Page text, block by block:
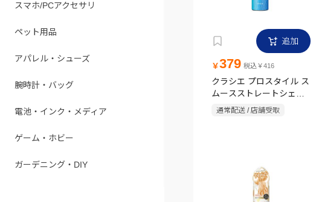
スマホ/PCアクセサリ
ペット用品
アパレル・シューズ
腕時計・バッグ
電池・インク・メディア
ゲーム・ホビー
ガーデニング・DIY
追加
￥379 税込￥416
クラシエ プロスタイル ス
ムースストレートシェイ
クムース 150g
通常配送 / 店舗受取